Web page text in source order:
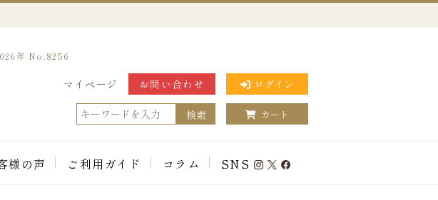
年 No.8256
マイページ お問い合わせ ログイン
検索 カート
様の声 ご利用ガイド コラム SNS